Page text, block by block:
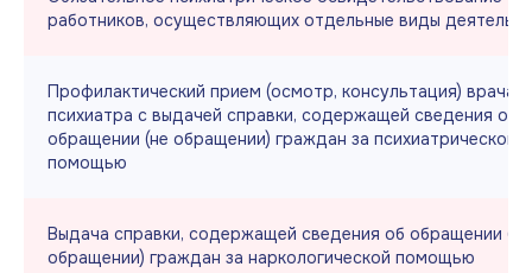
работников, осуществляющих отдельные виды
Профилактический прием (осмотр, консультация) врача-
психиатра с выдачей справки, содержащей сведения об
обращении (не обращении) граждан за психиатрической
помощью
Выдача справки, содержащей сведения об обращении (не
обращении) граждан за наркологической помощью